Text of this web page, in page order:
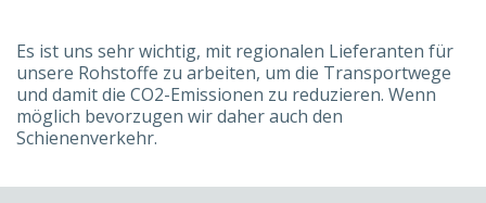
Es ist uns sehr wichtig, mit regionalen Lieferanten für
unsere Rohstoffe zu arbeiten, um die Transportwege
und damit die CO2-Emissionen zu reduzieren. Wenn
möglich bevorzugen wir daher auch den
Schienenverkehr.